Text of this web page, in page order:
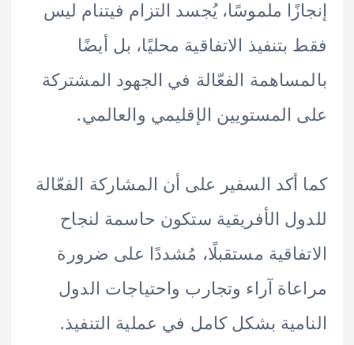
ملموسًا، يُجسد التزام فيتنام ليس
الاتفاقية محليًا، بل أيضًا
الفعّالة في الجهود المشتركة
الإقليمي والعالمي.
السفير على أن المشاركة الفعّالة
الأفريقية ستكون حاسمة لنجاح
مستقبلًا، مُشددًا على ضرورة
آراء وتجارب واحتياجات الدول
بشكل كامل في عملية التنفيذ.